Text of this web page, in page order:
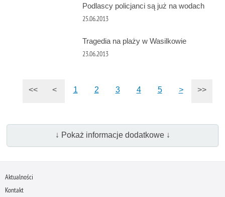
Podlascy policjanci są już na wodach
25.06.2013
Tragedia na plaży w Wasilkowie
23.06.2013
<< < 1 2 3 4 5 > >>
↓ Pokaż informacje dodatkowe ↓
Aktualności
Kontakt